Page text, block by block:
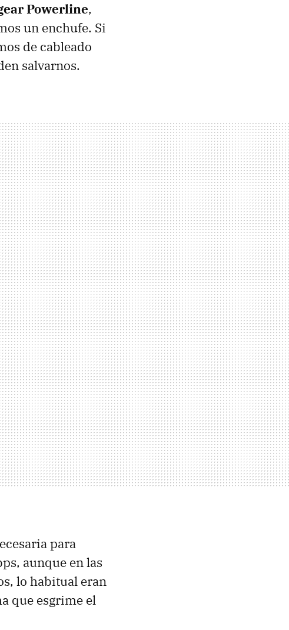
Powerline,
un enchufe. Si
de cableado
salvarnos.
para
aunque en las
lo habitual eran
que esgrime el